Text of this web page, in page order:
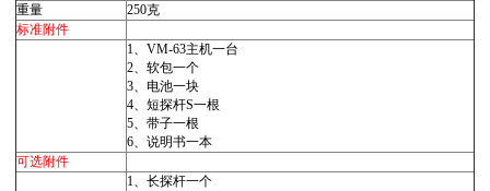
重量
250克
标准附件
1、VM-63主机一台
2、软包一个
3、电池一块
4、短探杆S一根
5、带子一根
6、说明书一本
可选附件
1、长探杆一个